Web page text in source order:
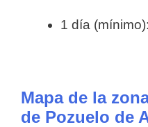
1 día
Mapa de la
de Pozuelo de